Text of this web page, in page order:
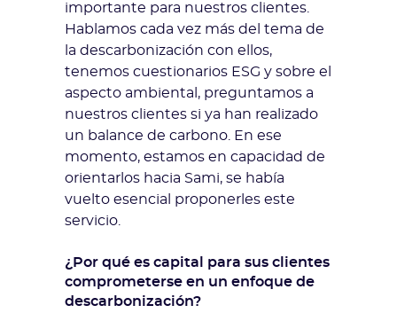
importante para nuestros clientes.
Hablamos cada vez más del tema de
la descarbonización con ellos,
tenemos cuestionarios ESG y sobre el
aspecto ambiental, preguntamos a
nuestros clientes si ya han realizado
un balance de carbono. En ese
momento, estamos en capacidad de
orientarlos hacia Sami, se había
vuelto esencial proponerles este
servicio.
¿Por qué es capital para sus clientes
comprometerse en un enfoque de
descarbonización?